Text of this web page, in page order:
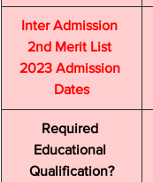
Inter Admission
2nd Merit List
2023 Admission
Dates
Required
Educational
Qualification?